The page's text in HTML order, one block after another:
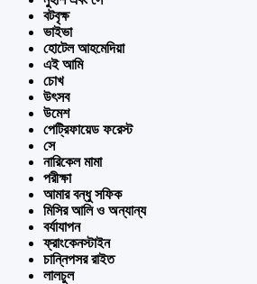
বটবৃক্ষ
ভাইভা
হোটেল আহমেদিয়া
এই আমি
চোখ
উৎসব
উমেশ
পেট্রিফায়েড ফরেস্ট
সে
নারিকেল মামা
পরীক্ষা
আমার বন্ধু সফিক
মিসির আলি ও অন্যান্য
বর্যাযাপন
ফ্রাংকেনস্টাইন
চান্নিপসর রাইত
লালচুল